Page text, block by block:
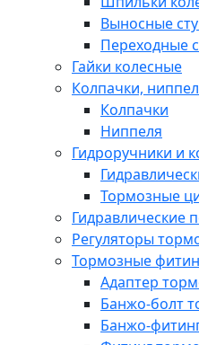
Выносные
Переходные
Гайки колесные
Колпачки,
Колпачки
Ниппеля
Гидроручники и
Тормозные
Гидравлические
Регуляторы
Тормозные
Адаптер
Банжо-болт
Банжо-